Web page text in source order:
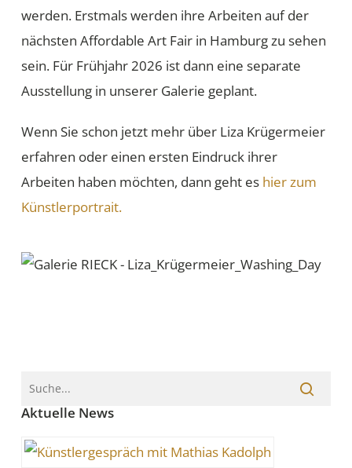
werden. Erstmals werden ihre Arbeiten auf der
nächsten Affordable Art Fair in Hamburg zu sehen
sein. Für Frühjahr 2026 ist dann eine separate
Ausstellung in unserer Galerie geplant.
Wenn Sie schon jetzt mehr über Liza Krügermeier
erfahren oder einen ersten Eindruck ihrer
Arbeiten haben möchten, dann geht es hier zum
Künstlerportrait.
Aktuelle News